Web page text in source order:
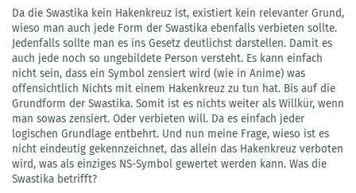
Da die Swastika kein Hakenkreuz ist, existiert kein relevanter Grund,
wieso man auch jede Form der Swastika ebenfalls verbieten sollte.
Jedenfalls sollte man es ins Gesetz deutlichst darstellen. Damit es
auch jede noch so ungebildete Person versteht. Es kann einfach
nicht sein, dass ein Symbol zensiert wird (wie in Anime) was
offensichtlich Nichts mit einem Hakenkreuz zu tun hat. Bis auf die
Grundform der Swastika. Somit ist es nichts weiter als Willkür, wenn
man sowas zensiert. Oder verbieten will. Da es einfach jeder
logischen Grundlage entbehrt. Und nun meine Frage, wieso ist es
nicht eindeutig gekennzeichnet, das allein das Hakenkreuz verboten
wird, was als einziges NS-Symbol gewertet werden kann. Was die
Swastika betrifft?